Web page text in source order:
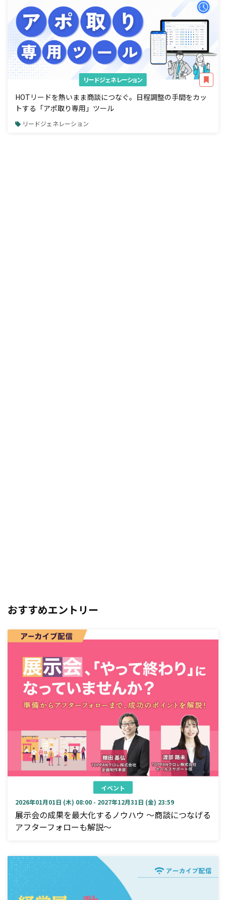
リードジェネレーション
HOTリードを熱いまま商談につなぐ。日程調整の手間をカッ
トする「アポ取り専用」ツール
リードジェネレーション
おすすめエントリー
イベント
2026年01月01日 (木) 08:00 - 2027年12月31日 (金) 23:59
展示会の成果を最大化するノウハウ ～商談につなげる
アフターフォローも解説～